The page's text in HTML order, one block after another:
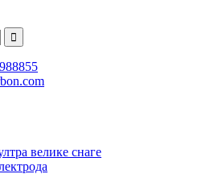
велике снаге